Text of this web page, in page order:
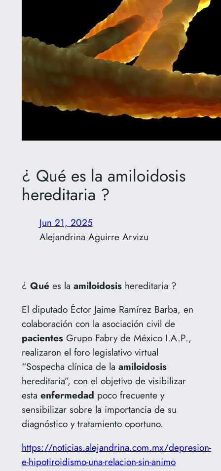
¿ Qué es la amiloidosis
hereditaria ?
Jun 21, 2025
Alejandrina Aguirre Arvizu
¿ Quées la amiloidosishereditaria ?
El diputado Éctor Jaime Ramírez Barba, en
colaboración con la asociación civil de
pacientesGrupo Fabry de México I.A.P.,
realizaron el foro legislativo virtual
“Sospecha clínica de la amiloidosis
hereditaria”, con el objetivo de visibilizar
esta enfermedad poco frecuente y
sensibilizar sobre la importancia de su
diagnóstico y tratamiento oportuno.
https://noticias.alejandrina.com.mx/depresion-
e-hipotiroidismo-una-relacion-sin-animo